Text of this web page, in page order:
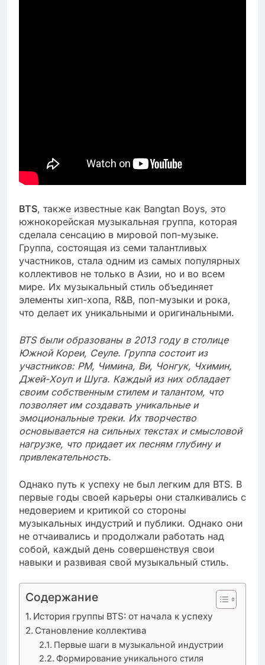
BTS, также известные как Bangtan Boys, это
южнокорейская музыкальная группа, которая
сделала сенсацию в мировой поп-музыке.
Группа, состоящая из семи талантливых
участников, стала одним из самых популярных
коллективов не только в Азии, но и во всем
мире. Их музыкальный стиль объединяет
элементы хип-хопа, R&B, поп-музыки и рока,
что делает их уникальными и оригинальными.
BTS были образованы в 2013 году в столице
Южной Кореи, Сеуле. Группа состоит из
участников: РМ, Чимина, Ви, Чонгук, Чхимин,
Джей-Хоуп и Шуга. Каждый из них обладает
своим собственным стилем и талантом, что
позволяет им создавать уникальные и
эмоциональные треки. Их творчество
основывается на сильных текстах и смысловой
нагрузке, что придает их песням глубину и
привлекательность.
Однако путь к успеху не был легким для BTS. В
первые годы своей карьеры они сталкивались с
недоверием и критикой со стороны
музыкальных индустрий и публики. Однако они
не отчаивались и продолжали работать над
собой, каждый день совершенствуя свои
навыки и развивая свой музыкальный стиль.
Содержание
История группы BTS: от начала к успеху
Становление коллектива
Первые шаги в музыкальной индустрии
Формирование уникального стиля